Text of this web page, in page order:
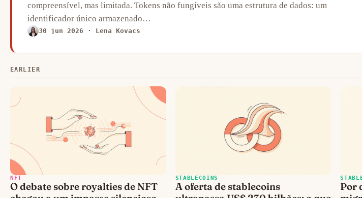
compreensível, mas limitada. Tokens não fungíveis são uma estrutura de dados: um
identificador único armazenado…
30 jun 2026 · Lena Kovacs
EARLIER
NFT
O debate sobre royalties de NFT
STABLECOINS
A oferta de stablecoins
Por